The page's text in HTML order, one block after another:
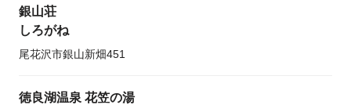
銀山荘
しろがね
尾花沢市銀山新畑451
徳良湖温泉 花笠の湯